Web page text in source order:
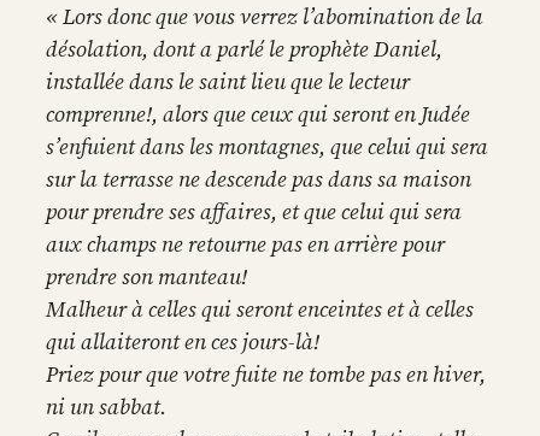
« Lors donc que vous verrez l’abomination de la
désolation, dont a parlé le prophète Daniel,
installée dans le saint lieu que le lecteur
comprenne!, alors que ceux qui seront en Judée
s’enfuient dans les montagnes, que celui qui sera
sur la terrasse ne descende pas dans sa maison
pour prendre ses affaires, et que celui qui sera
aux champs ne retourne pas en arrière pour
prendre son manteau!
Malheur à celles qui seront enceintes et à celles
qui allaiteront en ces jours-là!
Priez pour que votre fuite ne tombe pas en hiver,
ni un sabbat.